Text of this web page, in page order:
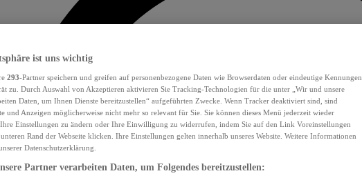
ist uns wichtig
293-Partner speichern und greifen auf personenbezogene Daten wie Browserdaten oder eindeutige Kennungen
zu. Durch Auswahl von Akzeptieren aktivieren Sie Tracking-Technologien für die unter „Wir und unsere
Daten, um Ihnen Dienste bereitzustellen“ aufgeführten Zwecke. Wenn Tracker deaktiviert sind, sind
und Anzeigen möglicherweise nicht mehr so relevant für Sie. Sie können dieses Menü jederzeit wieder
Einstellungen zu ändern oder Ihre Einwilligung zu widerrufen, indem Sie auf den Link Voreinstellungen
Rand der Webseite klicken. Ihre Einstellungen gelten innerhalb unseres Website. Weitere Informationen
Datenschutzerklärung.
Partner verarbeiten Daten, um Folgendes bereitzustellen: